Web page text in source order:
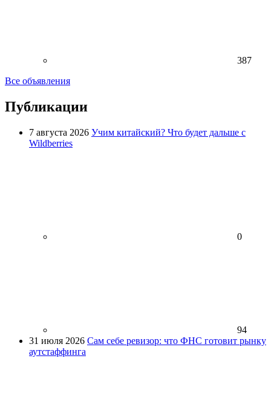
387
Все объявления
Публикации
7 августа 2026 Учим китайский? Что будет дальше с
Wildberries
0
94
31 июля 2026 Сам себе ревизор: что ФНС готовит рынку
аутстаффинга